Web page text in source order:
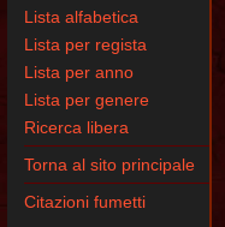
Lista alfabetica
Lista per regista
Lista per anno
Lista per genere
Ricerca libera
Torna al sito principale
Citazioni fumetti